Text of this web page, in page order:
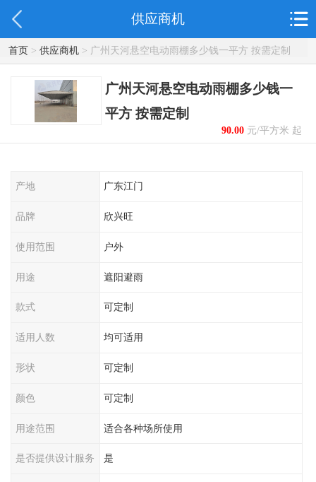
供应商机
首页> 供应商机> 广州天河悬空电动雨棚多少钱一平方 按需定制
广州天河悬空电动雨棚多少钱一
平方 按需定制
90.00元/平方米 起
产地 广东江门
品牌 欣兴旺
使用范围 户外
用途 遮阳避雨
款式 可定制
适用人数 均可适用
形状 可定制
颜色 可定制
用途范围 适合各种场所使用
是否提供设计服务 是